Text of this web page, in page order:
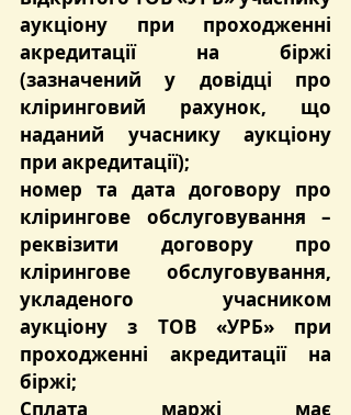
аукціону при проходженні
акредитації на біржі
(зазначений у довідці про
кліринговий рахунок, що
наданий учаснику аукціону
при акредитації);
номер та дата договору про
клірингове обслуговування –
реквізити договору про
клірингове обслуговування,
укладеного учасником
аукціону з ТОВ «УРБ» при
проходженні акредитації на
біржі;
Сплата маржі має